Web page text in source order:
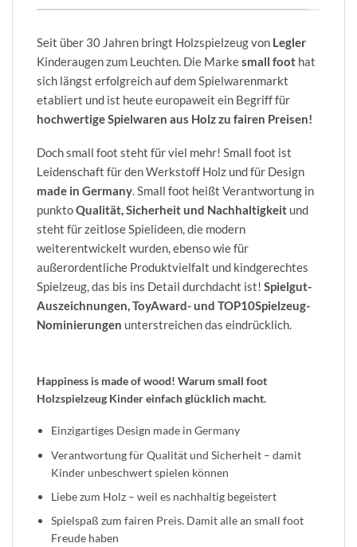
Seit über 30 Jahren bringt Holzspielzeug von Legler
Kinderaugen zum Leuchten. Die Markesmall foot hat
sich längst erfolgreich auf dem Spielwarenmarkt
etabliert und ist heute europaweit ein Begriff für
hochwertige Spielwaren aus Holz zu fairen Preisen!
Doch small foot steht für viel mehr! Small foot ist
Leidenschaft für den Werkstoff Holz und für Design
made in Germany. Small foot heißt Verantwortung in
punktoQualität, Sicherheit und Nachhaltigkeit und
steht für zeitlose Spielideen, die modern
weiterentwickelt wurden, ebenso wie für
außerordentliche Produktvielfalt und kindgerechtes
Spielzeug, das bis ins Detail durchdacht ist! Spielgut-
Auszeichnungen, ToyAward- und TOP10Spielzeug-
Nominierungen unterstreichen das eindrücklich.
Happiness is made of wood! Warum small foot
Holzspielzeug Kinder einfach glücklich macht.
Einzigartiges Design made in Germany
Verantwortung für Qualität und Sicherheit – damit
Kinder unbeschwert spielen können
Liebe zum Holz – weil es nachhaltig begeistert
Spielspaß zum fairen Preis. Damit alle an small foot
Freude haben